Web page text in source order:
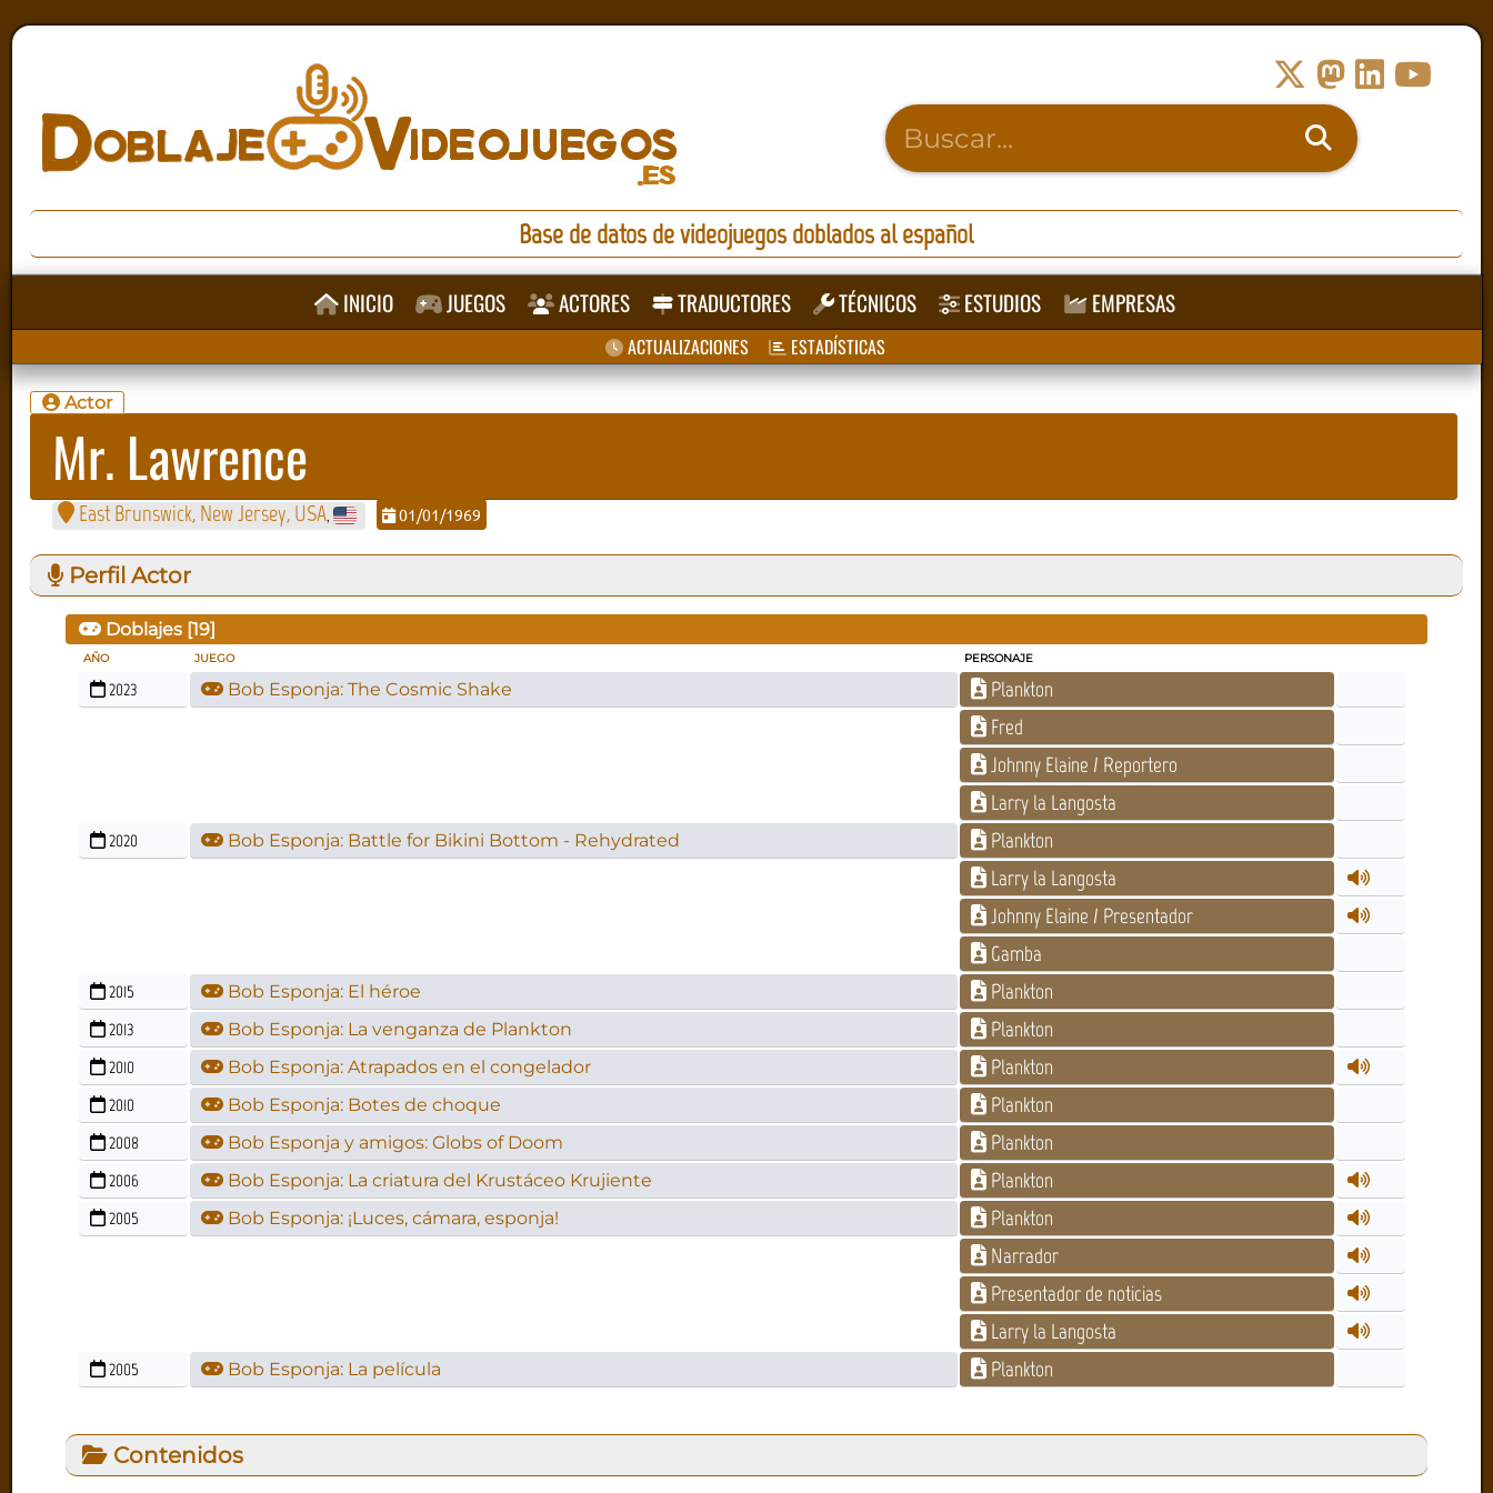
Base de datos de videojuegos doblados al español
INICIO JUEGOS ACTORES TRADUCTORES TÉCNICOS ESTUDIOS EMPRESAS
ACTUALIZACIONES ESTADÍSTICAS
Actor
Mr. Lawrence
East Brunswick, New Jersey, USA, 01/01/1969
Perfil Actor
Doblajes [19]
AÑO JUEGO PERSONAJE
2023 Bob Esponja: The Cosmic Shake
Plankton
Fred
Johnny Elaine / Reportero
Larry la Langosta
2020 Bob Esponja: Battle for Bikini Bottom - Rehydrated
Plankton
Larry la Langosta
Johnny Elaine / Presentador
Gamba
2015 Bob Esponja: El héroe Plankton
2013 Bob Esponja: La venganza de Plankton Plankton
2010 Bob Esponja: Atrapados en el congelador Plankton
2010 Bob Esponja: Botes de choque Plankton
2008 Bob Esponja y amigos: Globs of Doom Plankton
2006 Bob Esponja: La criatura del Krustáceo Krujiente Plankton
2005 Bob Esponja: ¡Luces, cámara, esponja!
Plankton
Narrador
Presentador de noticias
Larry la Langosta
2005 Bob Esponja: La película Plankton
Contenidos